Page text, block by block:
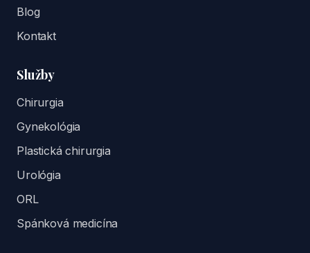
Blog
Kontakt
Služby
Chirurgia
Gynekológia
Plastická chirurgia
Urológia
ORL
Spánková medicína